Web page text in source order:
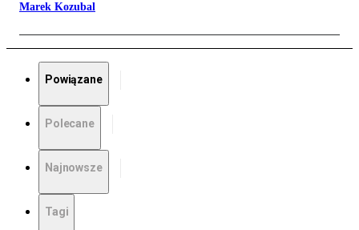
Marek Kozubal
Powiązane
Polecane
Najnowsze
Tagi